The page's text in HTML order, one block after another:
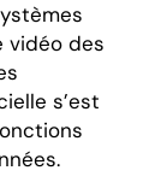
vidéo des
s’est